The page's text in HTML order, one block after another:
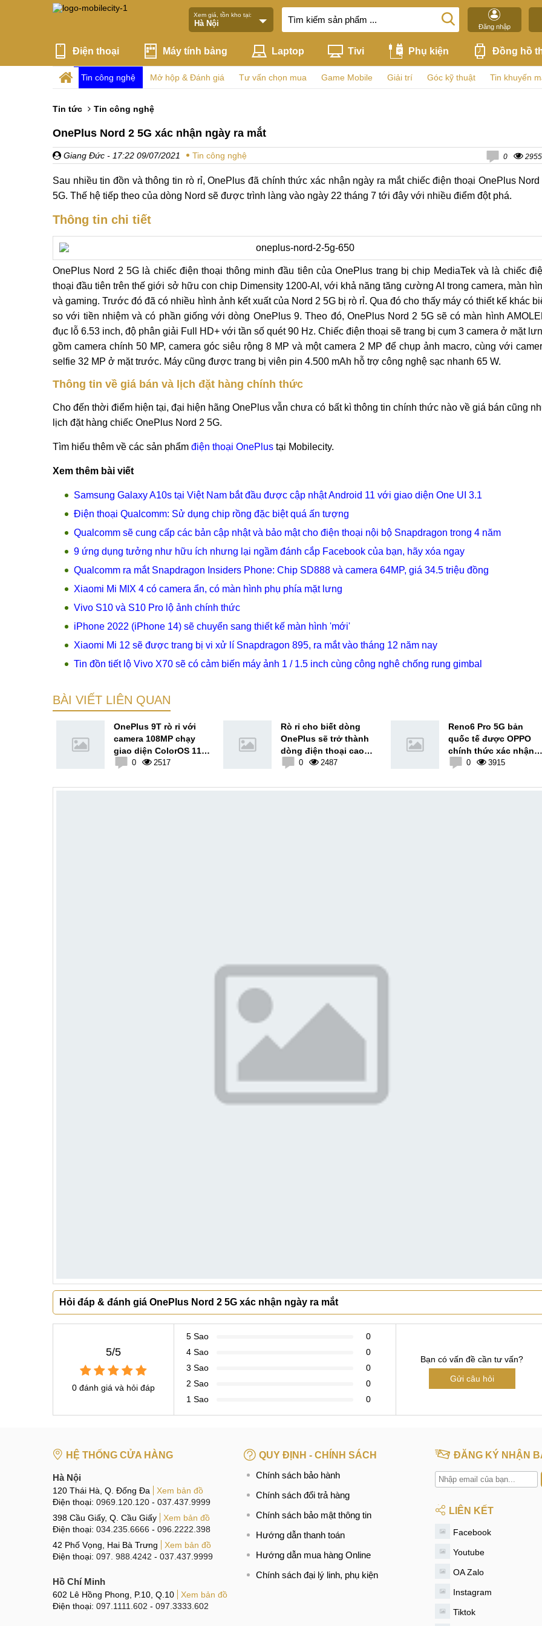
Xem giá, tồn kho tại:
Đăng nhập
Điện thoại Máy tính bảng Laptop Tivi Phụ kiện Đồng hồ
Tin công nghệ Mở hộp & Đánh giá Tư vấn chọn mua Game Mobile Giải trí Góc kỹ thuật Tin khuyến
Tin tức Tin công nghệ
OnePlus Nord 2 5G xác nhận ngày ra mắt
Giang Đức - 17:22 09/07/2021 Tin công nghệ 0 2955
Sau nhiều tin đồn và thông tin rò rỉ, OnePlus đã chính thức xác nhận ngày ra mắt chiếc điện thoại OnePlus Nord
5G. Thế hệ tiếp theo của dòng Nord sẽ được trình làng vào ngày 22 tháng 7 tới đây với nhiều điểm đột phá.
Thông tin chi tiết
OnePlus Nord 2 5G là chiếc điện thoại thông minh đầu tiên của OnePlus trang bị chip MediaTek và là chiếc
thoại đầu tiên trên thế giới sở hữu con chip Dimensity 1200-AI, với khả năng tăng cường AI trong camera, màn
và gaming. Trước đó đã có nhiều hình ảnh kết xuất của Nord 2 5G bị rò rỉ. Qua đó cho thấy máy có thiết kế khác
so với tiền nhiệm và có phần giống với dòng OnePlus 9. Theo đó, OnePlus Nord 2 5G sẽ có màn hình
đục lỗ 6.53 inch, độ phân giải Full HD+ với tần số quét 90 Hz. Chiếc điện thoại sẽ trang bị cụm 3 camera ở mặt
gồm camera chính 50 MP, camera góc siêu rộng 8 MP và một camera 2 MP để chụp ảnh macro, cùng với
selfie 32 MP ở mặt trước. Máy cũng được trang bị viên pin 4.500 mAh hỗ trợ công nghệ sạc nhanh 65 W.
Thông tin về giá bán và lịch đặt hàng chính thức
Cho đến thời điểm hiện tại, đại hiện hãng OnePlus vẫn chưa có bất kì thông tin chính thức nào về giá bán cũng
lịch đặt hàng chiếc OnePlus Nord 2 5G.
Tìm hiểu thêm về các sản phẩm điện thoại OnePlus tại Mobilecity.
Xem thêm bài viết
Samsung Galaxy A10s tại Việt Nam bắt đầu được cập nhật Android 11 với giao diện One UI 3.1
Điện thoại Qualcomm: Sử dụng chip rồng đặc biệt quá ấn tượng
Qualcomm sẽ cung cấp các bản cập nhật và bảo mật cho điện thoại nội bộ Snapdragon trong 4 năm
9 ứng dụng tưởng như hữu ích nhưng lại ngầm đánh cắp Facebook của bạn, hãy xóa ngay
Qualcomm ra mắt Snapdragon Insiders Phone: Chip SD888 và camera 64MP, giá 34.5 triệu đồng
Xiaomi Mi MIX 4 có camera ẩn, có màn hình phụ phía mặt lưng
Vivo S10 và S10 Pro lộ ảnh chính thức
iPhone 2022 (iPhone 14) sẽ chuyển sang thiết kế màn hình 'mới'
Xiaomi Mi 12 sẽ được trang bị vi xử lí Snapdragon 895, ra mắt vào tháng 12 năm nay
Tin đồn tiết lộ Vivo X70 sẽ có cảm biến máy ảnh 1 / 1.5 inch cùng công nghê chống rung gimbal
BÀI VIẾT LIÊN QUAN
OnePlus 9T rò rỉ với
camera 108MP chạy
giao diện ColorOS 11
của OPPO, dự kiến ra
0 2517
Rò rỉ cho biết dòng
OnePlus sẽ trở thành
dòng điện thoại cao
cấp mới của OPPO
0 2487
Reno6 Pro 5G bản
quốc tế được OPPO
chính thức xác nhận
thông tin chip, RAM và
0 3915
Hỏi đáp & đánh giá OnePlus Nord 2 5G xác nhận ngày ra mắt
5/5
0 đánh giá và hỏi đáp
5 Sao
0
4 Sao
0
3 Sao
0
2 Sao
0
1 Sao
0
Bạn có vấn đề cần tư vấn?
Gửi câu hỏi
HỆ THỐNG CỬA HÀNG
Hà Nội
120 Thái Hà, Q. Đống Đa
Xem bản đồ
Điện thoại: 0969.120.120 - 037.437.9999
398 Cầu Giấy, Q. Cầu Giấy
Xem bản đồ
Điện thoại: 034.235.6666 - 096.2222.398
42 Phố Vọng, Hai Bà Trưng
Xem bản đồ
Điện thoại: 097. 988.4242 - 037.437.9999
Hồ Chí Minh
602 Lê Hồng Phong, P.10, Q.10
Xem bản đồ
Điện thoại: 097.1111.602 - 097.3333.602
QUY ĐỊNH - CHÍNH SÁCH
Chính sách bảo hành
Chính sách đổi trả hàng
Chính sách bảo mật thông tin
Hướng dẫn thanh toán
Hướng dẫn mua hàng Online
Chính sách đại lý linh, phụ kiện
ĐĂNG KÝ NHẬN
LIÊN KẾT
Facebook
Youtube
OA Zalo
Instagram
Tiktok